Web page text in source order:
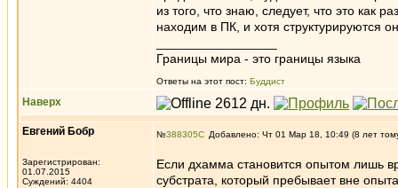
из того, что знаю, следует, что это как
находим в ПК, и хотя структурируются
Границы мира - это границы языка
Ответы на этот пост: Буддист
Наверх
Евгений Бобр
Зарегистрирован:
01.07.2015
Суждений: 4404
№388305 Добавлено: Чт 01 Мар 18, 10:49 (8 лет
Если дхамма становится опытом лишь
субстрата, который пребывает вне